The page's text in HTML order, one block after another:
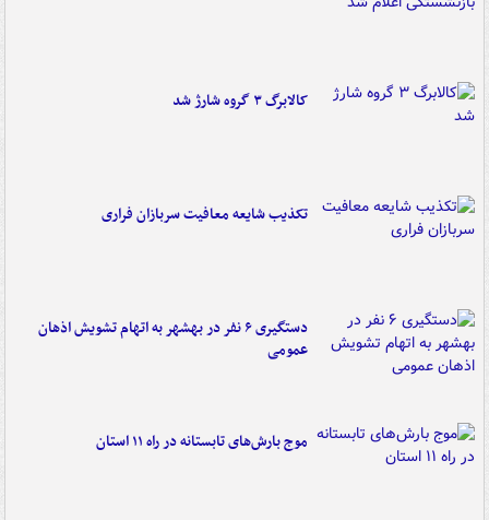
کالابرگ ۳ گروه شارژ شد
تکذیب شایعه معافیت سربازان فراری
دستگیری ۶ نفر در بهشهر به اتهام تشویش اذهان
عمومی
موج بارش‌های تابستانه در راه ۱۱ استان